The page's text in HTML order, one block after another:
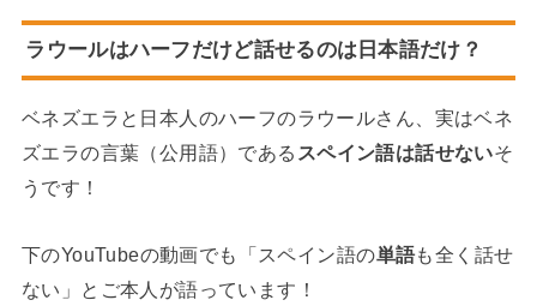
ラウールはハーフだけど話せるのは日本語だけ？
ベネズエラと日本人のハーフのラウールさん、実はベネ
ズエラの言葉（公用語）である スペイン語は話せないそ
うです！
下のYouTubeの動画でも「スペイン語の単語も全く話せ
ない」とご本人が語っています！